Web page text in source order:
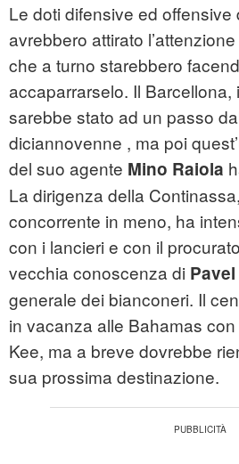
Le doti difensive ed offensive
avrebbero attirato
che a turno starebbero
accaparrarselo. Il Barcellona,
sarebbe stato ad un passo
diciannovenne , ma poi
del suo agente Mino Raiola
La dirigenza della
concorrente in meno, ha
con i lancieri e con il
vecchia conoscenza di
generale dei bianconeri. Il
in vacanza alle Bahamas
Kee, ma a breve dovrebbe
sua prossima destinazione.